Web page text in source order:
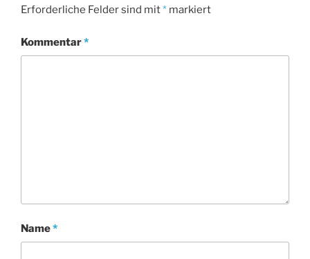
Erforderliche Felder sind mit* markiert
Kommentar*
Name*